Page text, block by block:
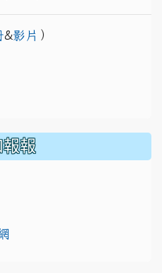
&影片 ）
報